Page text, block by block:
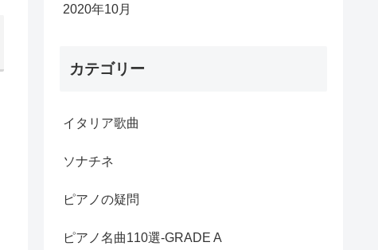
2020年10月
カテゴリー
イタリア歌曲
ソナチネ
ピアノの疑問
ピアノ名曲110選-GRADE A